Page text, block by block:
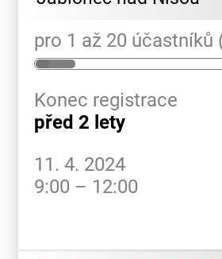
pro 1 až 20 účastníků
Konec registrace
před 2 lety
11. 4. 2024
9:00 – 12:00